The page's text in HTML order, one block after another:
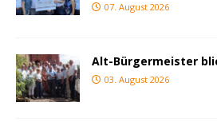
07. August 2026
Alt-Bürgermeister
03. August 2026